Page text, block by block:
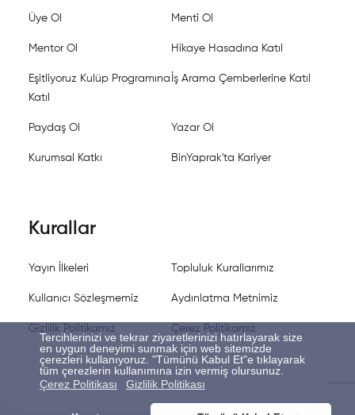
Tercihlerinizi ve tekrar ziyaretlerinizi hatırlayarak size
en uygun deneyimi sunmak için web sitemizde
çerezleri kullanıyoruz. "Tümünü Kabul Et"e tıklayarak
tüm çerezlerin kullanımına izin vermiş olursunuz.
Çerez Politikası
Gizlilik Politikası
Üye Ol Menti Ol
Mentor Ol Hikaye Hasadına Katıl
Eşitliyoruz Kulüp Programına
Katıl
İş Arama Çemberlerine Katıl
Paydaş Ol Yazar Ol
Kurumsal Katkı BinYaprak'ta Kariyer
Kurallar
Yayın İlkeleri Topluluk Kurallarımız
Kullanıcı Sözleşmemiz Aydınlatma Metnimiz
Gizlilik Politikamız Çerez Politikamız